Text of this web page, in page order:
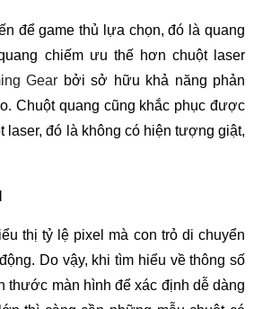
để game thủ lựa chọn, đó là quang
chiếm ưu thế hơn chuột laser
Gear bởi sở hữu khả năng phản
Chuột quang cũng khắc phục được
laser, đó là không có hiện tượng giật,
thị tỷ lệ pixel mà con trỏ di chuyển
Do vậy, khi tìm hiểu về thông số
thước màn hình để xác định dễ dàng